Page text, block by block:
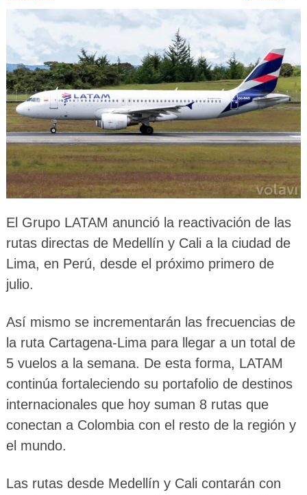
El Grupo LATAM anunció la reactivación de las
rutas directas de Medellín y Cali a la ciudad de
Lima, en Perú, desde el próximo primero de
julio.
Así mismo se incrementarán las frecuencias de
la ruta Cartagena-Lima para llegar a un total de
5 vuelos a la semana. De esta forma, LATAM
continúa fortaleciendo su portafolio de destinos
internacionales que hoy suman 8 rutas que
conectan a Colombia con el resto de la región y
el mundo.
Las rutas desde Medellín y Cali contarán con